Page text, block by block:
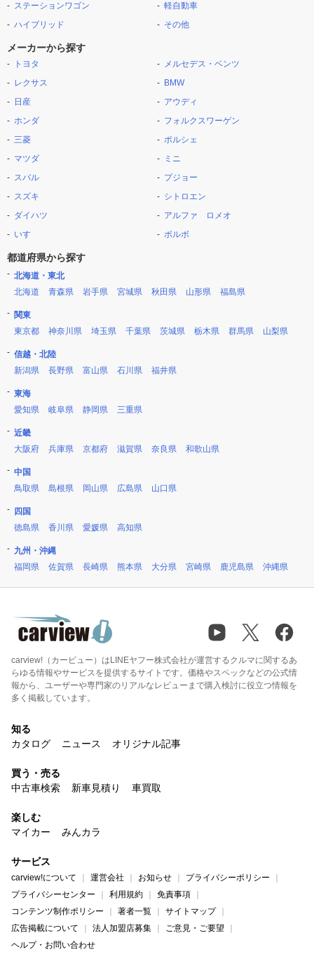
ステーションワゴン
ハイブリッド
軽自動車
その他
メーカーから探す
トヨタ
レクサス
日産
ホンダ
三菱
マツダ
スバル
スズキ
ダイハツ
いすゞ
メルセデス・ベンツ
BMW
アウディ
フォルクスワーゲン
ポルシェ
ミニ
プジョー
シトロエン
アルファ ロメオ
ボルボ
都道府県から探す
北海道・東北
北海道
青森県 岩手県 宮城県 秋田県 山形県 福島県
関東
東京都
神奈川県 埼玉県 千葉県 茨城県 栃木県 群馬県 山梨県
信越・北陸
新潟県
長野県 富山県 石川県 福井県
東海
愛知県
岐阜県 静岡県 三重県
近畿
大阪府
兵庫県 京都府 滋賀県 奈良県 和歌山県
中国
鳥取県
島根県 岡山県 広島県 山口県
四国
徳島県
香川県 愛媛県 高知県
九州・沖縄
福岡県
佐賀県 長崎県 熊本県 大分県 宮崎県 鹿児島県 沖縄県
carview!（カービュー）はLINEヤフー株式会社が運営するクルマに関するあ
らゆる情報やサービスを提供するサイトです。価格やスペックなどの公式情
報から、ユーザーや専門家のリアルなレビューまで購入検討に役立つ情報を
多く掲載しています。
知る
カタログ
ニュース オリジナル記事
買う・売る
中古車検索
新車見積り 車買取
楽しむ
マイカー
みんカラ
サービス
carview!について 運営会社 お知らせ
プライバシーポリシー
プライバシーセンター
利用規約
免責事項
コンテンツ制作ポリシー
著者一覧
サイトマップ
広告掲載について
法人加盟店募集
ご意見・ご要望
ヘルプ・お問い合わせ